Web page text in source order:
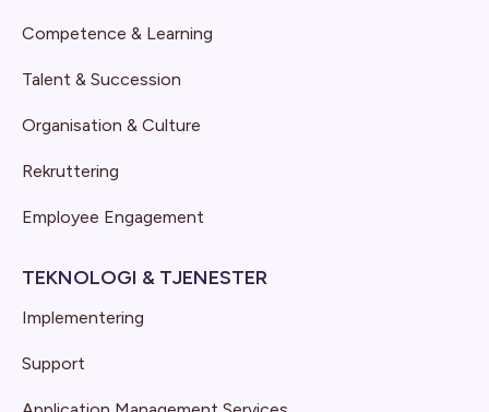
Competence & Learning
Talent & Succession
Organisation & Culture
Rekruttering
Employee Engagement
TEKNOLOGI & TJENESTER
Implementering
Support